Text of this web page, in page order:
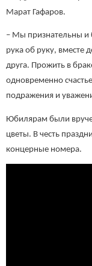
Марат Гафаров.
– Мы признательны и
рука об руку, вместе
друга. Прожить в
одновременно
подражения и
Юбилярам были
цветы. В честь
концерные номера.